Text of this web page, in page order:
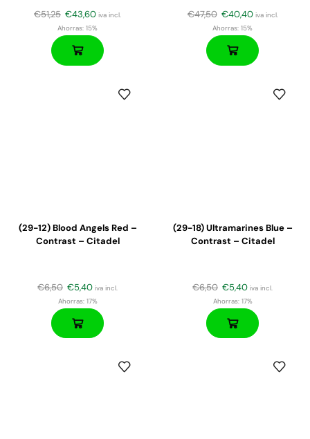
€51,25 €43,60 iva incl.
Ahorras: 15%
€47,50 €40,40 iva incl.
Ahorras: 15%
(29-12) Blood Angels Red –
Contrast – Citadel
€6,50 €5,40 iva incl.
Ahorras:17%
(29-18) Ultramarines Blue –
Contrast – Citadel
€6,50 €5,40 iva incl.
Ahorras:17%